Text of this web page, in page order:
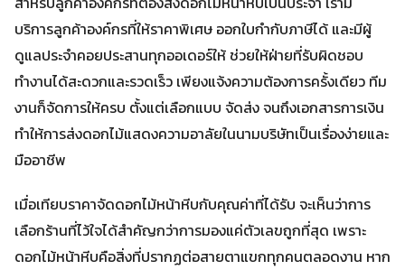
บริการลูกค้าองค์กรที่ให้ราคาพิเศษ ออกใบกำกับภาษีได้ และมีผู้
ดูแลประจำคอยประสานทุกออเดอร์ให้ ช่วยให้ฝ่ายที่รับผิดชอบ
ทำงานได้สะดวกและรวดเร็ว เพียงแจ้งความต้องการครั้งเดียว ทีม
งานก็จัดการให้ครบ ตั้งแต่เลือกแบบ จัดส่ง จนถึงเอกสารการเงิน
ทำให้การส่งดอกไม้แสดงความอาลัยในนามบริษัทเป็นเรื่องง่ายและ
มืออาชีพ
เมื่อเทียบราคาจัดดอกไม้หน้าหีบกับคุณค่าที่ได้รับ จะเห็นว่าการ
เลือกร้านที่ไว้ใจได้สำคัญกว่าการมองแค่ตัวเลขถูกที่สุด เพราะ
ดอกไม้หน้าหีบคือสิ่งที่ปรากฏต่อสายตาแขกทุกคนตลอดงาน หาก